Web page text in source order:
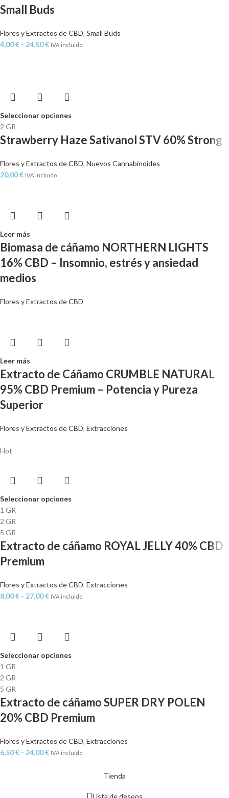
Small Buds
Flores y Extractos de CBD, Small Buds
4,00€ - 24,50€ IVA incluido
Seleccionar opciones
2 GR
Strawberry Haze Sativanol STV 60% Strong
Flores y Extractos de CBD, Nuevos Cannabinoides
20,00€ IVA incluido
Leer más
Biomasa de cáñamo NORTHERN LIGHTS
16% CBD – Insomnio, estrés y ansiedad
medios
Flores y Extractos de CBD
Leer más
Extracto de Cáñamo CRUMBLE NATURAL
95% CBD Premium – Potencia y Pureza
Superior
Flores y Extractos de CBD, Extracciones
Hot
Seleccionar opciones
1 GR
2 GR
5 GR
Extracto de cáñamo ROYAL JELLY 40% CBD
Premium
Flores y Extractos de CBD, Extracciones
8,00€ - 27,00€ IVA incluido
Seleccionar opciones
1 GR
2 GR
5 GR
Extracto de cáñamo SUPER DRY POLEN
20% CBD Premium
Flores y Extractos de CBD, Extracciones
6,50€ - 24,00€ IVA incluido
Tienda